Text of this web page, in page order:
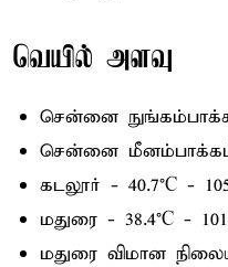
வெயில் அளவு
சென்னை
சென்னை மீனம்பாக்கம் -
கடலூர் - 40.7°C -
மதுரை - 38.4°C -
மதுரை விமான